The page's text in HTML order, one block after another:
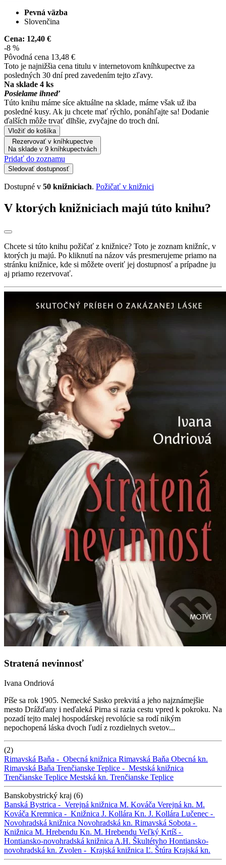
Pevná väzba
Slovenčina
Cena: 12,40 €
-8 %
Pôvodná cena 13,48 €
Toto je najnižšia cena titulu v internetovom kníhkupectve za
posledných 30 dní pred zavedením tejto zľavy.
Na sklade 4 ks
Posielame ihneď
Túto knihu máme síce aktuálne na sklade, máme však už iba
posledné kusy. Ak ju chcete mať rýchlo, ponáhľajte sa! Dodanie
ďalších môže trvať dlhšie, zvyčajne do troch dní.
Vložiť do košíka
Rezervovať v kníhkupectve
Na sklade v 9 kníhkupectvách
Pridať do zoznamu
Sledovať dostupnosť
Dostupné v 50 knižniciach. Požičať v knižnici
V ktorých knižniciach majú túto knihu?
Chcete si túto knihu požičať z knižnice? Toto je zoznam knižníc, v
ktorých ju majú. Po kliknutí na názov vás presmerujeme priamo na
stránku knižnice, kde si môžete overiť jej dostupnosť a prípadne ju
aj priamo rezervovať.
Stratená nevinnosť
Ivana Ondriová
Píše sa rok 1905. Nemecké Sasko prekvitá a jeho najznámejšie
mesto Drážďany i neďaleká Pirna si razia cestu vpred k pokroku. Na
pozadí tejto malej hospodárskej revolúcie sa rodí nikým
nepochopená láska dvoch ľudí z rozdielnych svetov...
(2)
Rimavská Baňa - Obecná knižnica Rimavská Baňa Obecná kn.
Rimavská Baňa Trenčianske Teplice - Mestská knižnica
Trenčianske Teplice Mestská kn. Trenčianske Teplice
Banskobystrický kraj (6)
Banská Bystrica - Verejná knižnica M. Kováča Verejná kn. M.
Kováča Kremnica - Knižnica J. Kollára Kn. J. Kollára Lučenec -
Novohradská knižnica Novohradská kn. Rimavská Sobota -
Knižnica M. Hrebendu Kn. M. Hrebendu Veľký Krtíš -
Hontiansko-novohradská knižnica A.H. Škultétyho Hontiansko-
novohradská kn. Zvolen - Krajská knižnica Ľ. Štúra Krajská kn.